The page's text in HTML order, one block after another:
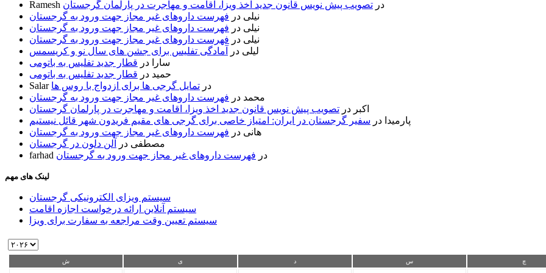
Ramesh در تصویب پیش نویس قانون جدید اخذ ویزا، اقامت و مهاجرت در پارلمان گرجستان
نیلی در فهرست داروهای غیر مجاز جهت ورود به گرجستان
نیلی در فهرست داروهای غیر مجاز جهت ورود به گرجستان
نیلی در فهرست داروهای غیر مجاز جهت ورود به گرجستان
لیلی در
آمادگی تفلیس برای جشن های سال نو و کریسمس
سارا
در قطار جدید تفلیس به باتومی
حمید در قطار جدید تفلیس به باتومی
Salar
در تمایل گرجی ها برای ازدواج با روس ها
محمد در فهرست داروهای غیر مجاز جهت ورود به گرجستان
اکبر در تصویب پیش نویس قانون جدید اخذ ویزا، اقامت و مهاجرت در پارلمان گرجستان
پارمیدا در سفیر گرجستان در ایران: امتیاز خاصی برای گرجی های مقیم فریدون شهر قائل نیستیم
هانی در فهرست داروهای غیر مجاز جهت ورود به گرجستان
مصطفی در
آلن دلون در گرجستان
farhad
در فهرست داروهای غیر مجاز جهت ورود به گرجستان
لینک های مهم
سیستم ویزای الکترونیکی گرجستان
سیستم آنلاین ارائه درخواست اجازه اقامت
سیستم تعیین وقت مراجعه به سفارت برای ویزا
ش ی د س چ